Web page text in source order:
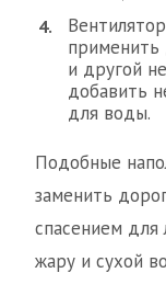
и другой
добавить
для воды.
Подобные
заменить
спасением
жару и сухой